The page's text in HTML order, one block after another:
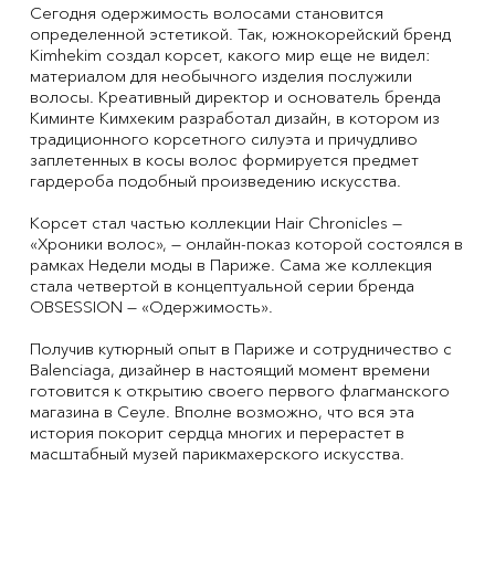
Сегодня одержимость волосами становится
определенной эстетикой. Так, южнокорейский бренд
Kimhekim создал корсет, какого мир еще не видел:
материалом для необычного изделия послужили
волосы. Креативный директор и основатель бренда
Киминте Кимхеким разработал дизайн, в котором из
традиционного корсетного силуэта и причудливо
заплетенных в косы волос формируется предмет
гардероба подобный произведению искусства.
Корсет стал частью коллекции Hair Chronicles —
«Хроники волос», — онлайн-показ которой состоялся в
рамках Недели моды в Париже. Сама же коллекция
стала четвертой в концептуальной серии бренда
OBSESSION — «Одержимость».
Получив кутюрный опыт в Париже и сотрудничество с
Balenciaga, дизайнер в настоящий момент времени
готовится к открытию своего первого флагманского
магазина в Сеуле. Вполне возможно, что вся эта
история покорит сердца многих и перерастет в
масштабный музей парикмахерского искусства.